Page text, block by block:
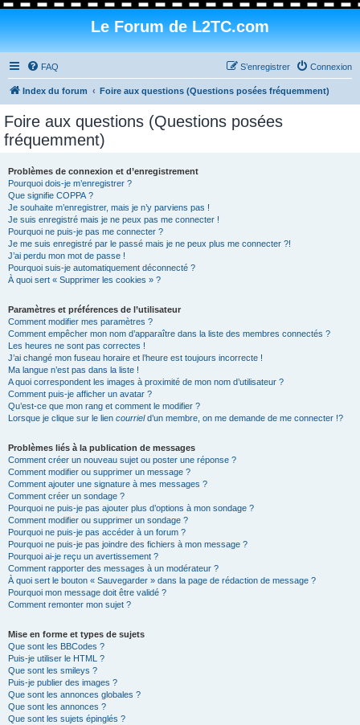
Le Forum de L2TC.com
FAQ Connexion
S’enregistrer
Index du forum Foire aux questions (Questions posées fréquemment)
Foire aux questions (Questions posées
fréquemment)
Problèmes de connexion et d’enregistrement
Pourquoi dois-je m’enregistrer ?
Que signifie COPPA ?
Je souhaite m’enregistrer, mais je n’y parviens pas !
Je suis enregistré mais je ne peux pas me connecter !
Pourquoi ne puis-je pas me connecter ?
Je me suis enregistré par le passé mais je ne peux plus me connecter ?!
J’ai perdu mon mot de passe !
Pourquoi suis-je automatiquement déconnecté ?
À quoi sert « Supprimer les cookies » ?
Paramètres et préférences de l’utilisateur
Comment modifier mes paramètres ?
Comment empêcher mon nom d’apparaître dans la liste des membres connectés ?
Les heures ne sont pas correctes !
J’ai changé mon fuseau horaire et l’heure est toujours incorrecte !
Ma langue n’est pas dans la liste !
A quoi correspondent les images à proximité de mon nom d’utilisateur ?
Comment puis-je afficher un avatar ?
Qu’est-ce que mon rang et comment le modifier ?
Lorsque je clique sur le lien courrield’un membre, on me demande de me connecter !?
Problèmes liés à la publication de messages
Comment créer un nouveau sujet ou poster une réponse ?
Comment modifier ou supprimer un message ?
Comment ajouter une signature à mes messages ?
Comment créer un sondage ?
Pourquoi ne puis-je pas ajouter plus d’options à mon sondage ?
Comment modifier ou supprimer un sondage ?
Pourquoi ne puis-je pas accéder à un forum ?
Pourquoi ne puis-je pas joindre des fichiers à mon message ?
Pourquoi ai-je reçu un avertissement ?
Comment rapporter des messages à un modérateur ?
À quoi sert le bouton « Sauvegarder » dans la page de rédaction de message ?
Pourquoi mon message doit être validé ?
Comment remonter mon sujet ?
Mise en forme et types de sujets
Que sont les BBCodes ?
Puis-je utiliser le HTML ?
Que sont les smileys ?
Puis-je publier des images ?
Que sont les annonces globales ?
Que sont les annonces ?
Que sont les sujets épinglés ?